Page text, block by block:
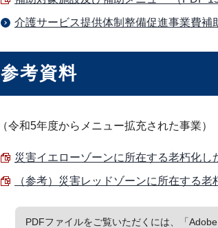
介護サービス提供体制整備促進事業費補
参考資料
（令和5年度からメニュー拡充された事業）
災害イエローゾーンに所在する老朽化し
（参考）災害レッドゾーンに所在する
PDFファイルをご覧いただくには、「